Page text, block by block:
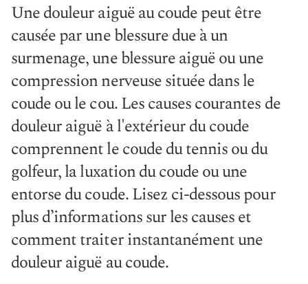
Une douleur aiguë au coude peut être
causée par une blessure due à un
surmenage, une blessure aiguë ou une
compression nerveuse située dans le
coude ou le cou. Les causes courantes de
douleur aiguë à l'extérieur du coude
comprennent le coude du tennis ou du
golfeur, la luxation du coude ou une
entorse du coude. Lisez ci-dessous pour
plus d’informations sur les causes et
comment traiter instantanément une
douleur aiguë au coude.